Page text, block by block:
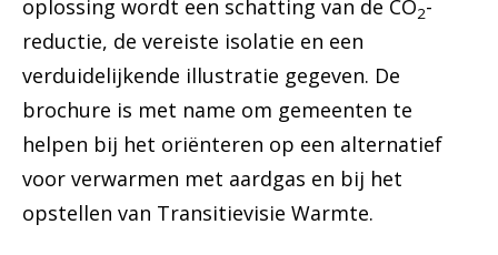
oplossing wordt een schatting van de CO2-
reductie, de vereiste isolatie en een
verduidelijkende illustratie gegeven. De
brochure is met name om gemeenten te
helpen bij het oriënteren op een alternatief
voor verwarmen met aardgas en bij het
opstellen van Transitievisie Warmte.